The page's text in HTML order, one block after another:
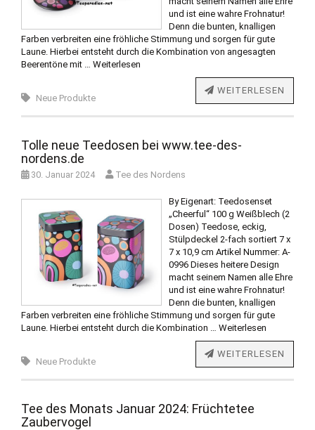
und ist eine wahre Frohnatur!
Denn die bunten, knalligen
Farben verbreiten eine fröhliche Stimmung und sorgen für gute
Laune. Hierbei entsteht durch die Kombination von angesagten
Beerentöne mit … Weiterlesen
WEITERLESEN
Neue Produkte
Tolle neue Teedosen bei www.tee-des-
nordens.de
30. Januar 2024 Tee des Nordens
By Eigenart: Teedosenset
„Cheerful“ 100 g Weißblech (2
Dosen) Teedose, eckig,
Stülpdeckel 2-fach sortiert 7 x
7 x 10,9 cm Artikel Nummer: A-
0996 Dieses heitere Design
macht seinem Namen alle Ehre
und ist eine wahre Frohnatur!
Denn die bunten, knalligen
Farben verbreiten eine fröhliche Stimmung und sorgen für gute
Laune. Hierbei entsteht durch die Kombination … Weiterlesen
WEITERLESEN
Neue Produkte
Tee des Monats Januar 2024: Früchtetee
Zaubervogel